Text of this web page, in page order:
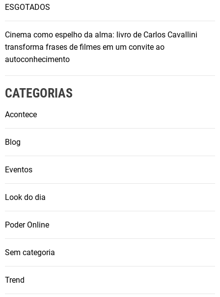
ESGOTADOS
Cinema como espelho da alma: livro de Carlos Cavallini
transforma frases de filmes em um convite ao
autoconhecimento
CATEGORIAS
Acontece
Blog
Eventos
Look do dia
Poder Online
Sem categoria
Trend